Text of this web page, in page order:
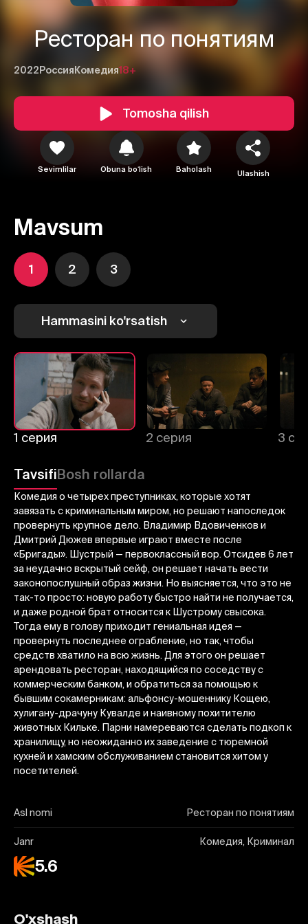
Ресторан по понятиям
2022 Россия Комедия18+
Tomosha qilish
Sevimlilar Obuna boʻlish Baholash Ulashish
Mavsum
1 2 3
Hammasini ko'rsatish
1 серия 2 серия 3
TavsifiBosh rollarda
Комедия о четырех преступниках, которые хотят
завязать с криминальным миром, но решают напоследок
провернуть крупное дело. Владимир Вдовиченков и
Дмитрий Дюжев впервые играют вместе после
«Бригады». Шустрый — первоклассный вор. Отсидев 6 лет
за неудачно вскрытый сейф, он решает начать вести
законопослушный образ жизни. Но выясняется, что это не
так-то просто: новую работу быстро найти не получается,
и даже родной брат относится к Шустрому свысока.
Тогда ему в голову приходит гениальная идея —
провернуть последнее ограбление, но так, чтобы
средств хватило на всю жизнь. Для этого он решает
арендовать ресторан, находящийся по соседству с
коммерческим банком, и обратиться за помощью к
бывшим сокамерникам: альфонсу-мошеннику Кощею,
хулигану-драчуну Кувалде и наивному похитителю
животных Кильке. Парни намереваются сделать подкоп к
хранилищу, но неожиданно их заведение с тюремной
кухней и хамским обслуживанием становится хитом у
посетителей.
Asl nomi Ресторан по понятиям
Janr Комедия, Криминал
5.6
1 2 3
O'xshash
Bekor qilish Tizimga kirish